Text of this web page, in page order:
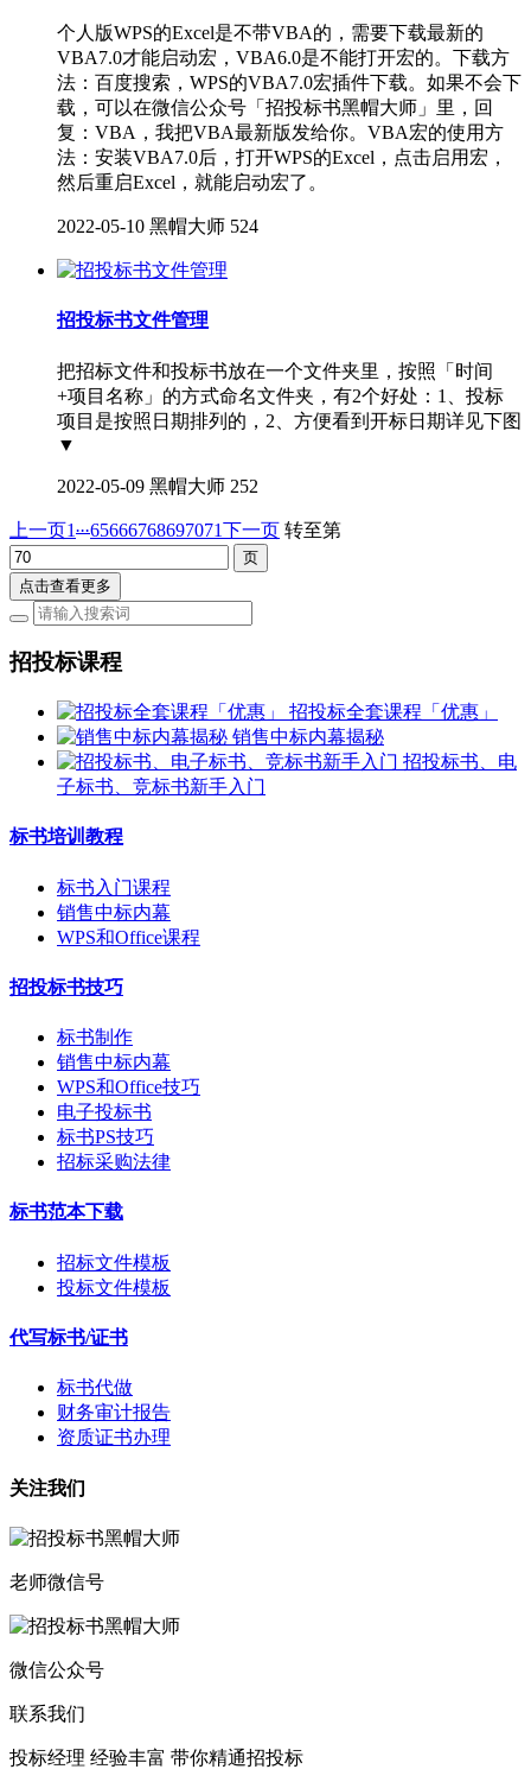
个人版WPS的Excel是不带VBA的，需要下载最新的
VBA7.0才能启动宏，VBA6.0是不能打开宏的。下载方
法：百度搜索，WPS的VBA7.0宏插件下载。如果不会下
载，可以在微信公众号「招投标书黑帽大师」里，回
复：VBA，我把VBA最新版发给你。VBA宏的使用方
法：安装VBA7.0后，打开WPS的Excel，点击启用宏，
然后重启Excel，就能启动宏了。
2022-05-10 黑帽大师 524
招投标书文件管理
把招标文件和投标书放在一个文件夹里，按照「时间
+项目名称」的方式命名文件夹，有2个好处：1、投标
项目是按照日期排列的，2、方便看到开标日期详见下图
▼
2022-05-09 黑帽大师 252
上一页1...65666768697071下一页 转至第
点击查看更多
招投标课程
招投标全套课程「优惠」
销售中标内幕揭秘
招投标书、电
子标书、竞标书新手入门
标书培训教程
标书入门课程
销售中标内幕
WPS和Office课程
招投标书技巧
标书制作
销售中标内幕
WPS和Office技巧
电子投标书
标书PS技巧
招标采购法律
标书范本下载
招标文件模板
投标文件模板
代写标书/证书
标书代做
财务审计报告
资质证书办理
关注我们
老师微信号
微信公众号
联系我们
投标经理 经验丰富 带你精通招投标